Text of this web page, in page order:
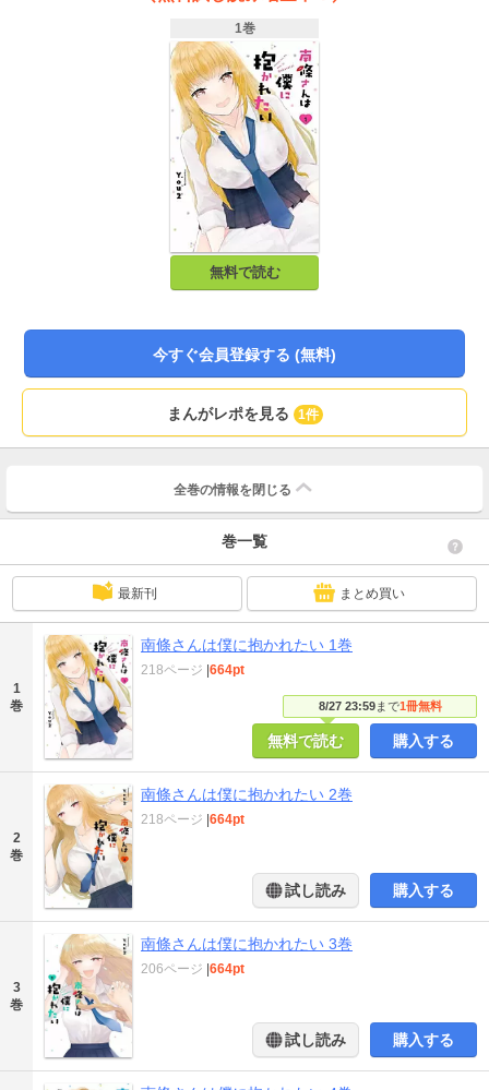
1巻
無料で読む
今すぐ会員登録する (無料)
まんがレポを見る 1件
全巻の情報を 閉じる
巻一覧
最新刊 まとめ買い
1
巻
南條さんは僕に抱かれたい 1巻
8/27 23:59まで1冊無料
218ページ |664pt
無料で読む 購入する
2
巻
南條さんは僕に抱かれたい 2巻
218ページ |664pt
試し読み 購入する
3
巻
南條さんは僕に抱かれたい 3巻
206ページ |664pt
試し読み 購入する